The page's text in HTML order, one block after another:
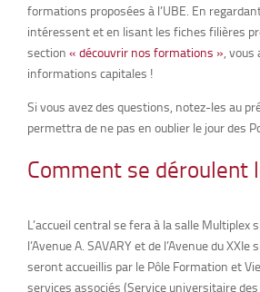
formations proposées à l’UBE. En
intéressent et en lisant les fiches filières
section « découvrir nos formations », vous
informations capitales !
Si vous avez des questions, notez-les au
permettra de ne pas en oublier le jour des
Comment se déroulent
L’accueil central se fera à la salle Multiplex
l’Avenue A. SAVARY et de l’Avenue du
seront accueillis par le Pôle Formation et
services associés (Service universitaire